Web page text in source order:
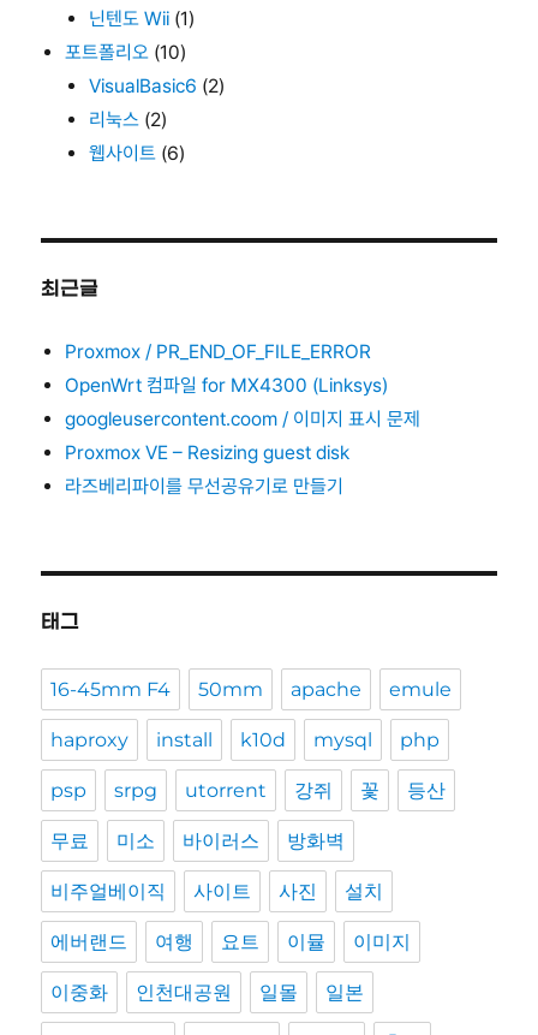
닌텐도 Wii (1)
포트폴리오 (10)
VisualBasic6 (2)
리눅스 (2)
웹사이트 (6)
최근글
Proxmox / PR_END_OF_FILE_ERROR
OpenWrt 컴파일 for MX4300 (Linksys)
googleusercontent.coom / 이미지 표시 문제
Proxmox VE – Resizing guest disk
라즈베리파이를 무선공유기로 만들기
태그
16-45mm F4 50mm apache emule
haproxy install k10d mysql php
psp srpg utorrent 강쥐 꽃 등산
무료 미소 바이러스 방화벽
비주얼베이직 사이트 사진 설치
에버랜드 여행 요트 이뮬 이미지
이중화 인천대공원 일몰 일본